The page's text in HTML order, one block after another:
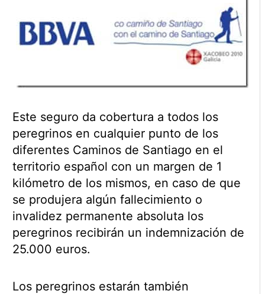
Este seguro da cobertura a todos los
peregrinos en cualquier punto de los
diferentes Caminos de Santiago en el
territorio español con un margen de 1
kilómetro de los mismos, en caso de que
se produjera algún fallecimiento o
invalidez permanente absoluta los
peregrinos recibirán un indemnización de
25.000 euros.
Los peregrinos estarán también